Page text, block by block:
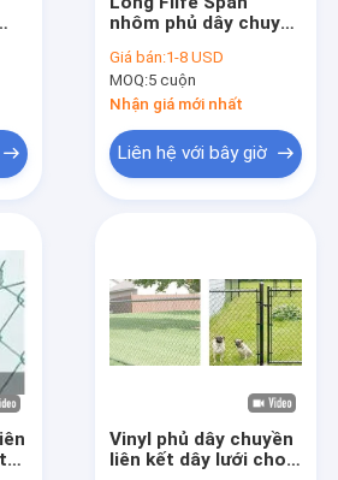
nhôm phủ dây chuyền
suất chống ăn mòn
và chống gỉ tốt
Giá bán:1-8 USD
MOQ:5 cuộn
Nhận giá mới nhất
Liên hệ với bây giờ
Vinyl phủ dây chuyền
liên kết dây lưới cho